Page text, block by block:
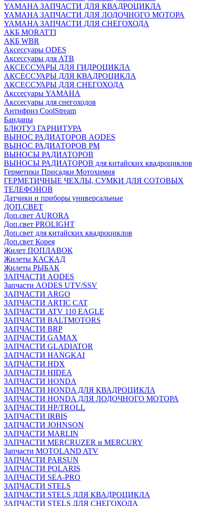
YAMAHA ЗАПЧАСТИ ДЛЯ КВАДРОЦИКЛА
YAMAHA ЗАПЧАСТИ ДЛЯ ЛОДОЧНОГО МОТОРА
YAMAHA ЗАПЧАСТИ ДЛЯ СНЕГОХОДА
АКБ MORATTI
АКБ WBR
Аксессуары ODES
Аксессуары для АТВ
АКСЕССУАРЫ ДЛЯ ГИДРОЦИКЛА
АКСЕССУАРЫ ДЛЯ КВАДРОЦИКЛА
АКСЕССУАРЫ ДЛЯ СНЕГОХОДА
Акссесуары YAMAHA
Акссесуары для снегоходов
Антифриз CoolStream
Банданы
БЛЮТУЗ ГАРНИТУРА
ВЫНОС РАДИАТОРОВ AODES
ВЫНОС РАДИАТОРОВ РМ
ВЫНОСЫ РАДИАТОРОВ
ВЫНОСЫ РАДИАТОРОВ для китайских квадроциклов
Герметики Присадки Мотохимия
ГЕРМЕТИЧНЫЕ ЧЕХЛЫ, СУМКИ ДЛЯ СОТОВЫХ
ТЕЛЕФОНОВ
Датчики и приборы универсальные
ДОП.СВЕТ
Доп.свет AURORA
Доп.свет PROLIGHT
Доп.свет для китайских квадроциклов
Доп.свет Корея
Жилет ПОПЛАВОК
Жилеты КАСКАД
Жилеты РЫБАК
ЗАПЧАСТИ AODES
Запчасти AODES UTV/SSV
ЗАПЧАСТИ ARGO
ЗАПЧАСТИ ARTIC CAT
ЗАПЧАСТИ ATV 110 EAGLE
ЗАПЧАСТИ BALTMOTORS
ЗАПЧАСТИ BRP
ЗАПЧАСТИ GAMAX
ЗАПЧАСТИ GLADIATOR
ЗАПЧАСТИ HANGKAI
ЗАПЧАСТИ HDX
ЗАПЧАСТИ HIDEA
ЗАПЧАСТИ HONDA
ЗАПЧАСТИ HONDA ДЛЯ КВАДРОЦИКЛА
ЗАПЧАСТИ HONDA ДЛЯ ЛОДОЧНОГО МОТОРА
ЗАПЧАСТИ HP/TROLL
ЗАПЧАСТИ IRBIS
ЗАПЧАСТИ JOHNSON
ЗАПЧАСТИ MARLIN
ЗАПЧАСТИ MERCRUZER и MERCURY
Запчасти MOTOLAND ATV
ЗАПЧАСТИ PARSUN
ЗАПЧАСТИ POLARIS
ЗАПЧАСТИ SEA-PRO
ЗАПЧАСТИ STELS
ЗАПЧАСТИ STELS ДЛЯ КВАДРОЦИКЛА
ЗАПЧАСТИ STELS ДЛЯ СНЕГОХОДА